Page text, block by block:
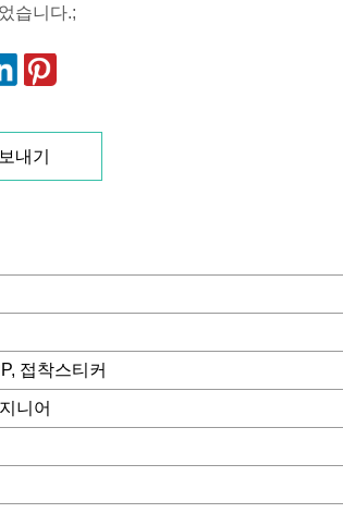
습니다.;
내기
접착스티커
니어